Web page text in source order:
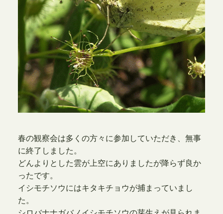
春の観察会は多くの方々に参加していただき、無事
に終了しました。
どんよりとした雲が上空にありましたが降らず良か
ったです。
イシモチソウにはキタキチョウが捕まっていまし
た。